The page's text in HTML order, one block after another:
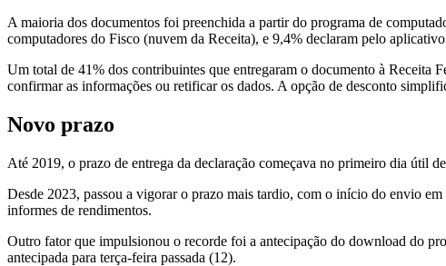
A maioria dos documentos foi preenchida a partir do programa de
computadores do Fisco (nuvem da Receita), e 9,4% declaram pelo
Um total de 41% dos contribuintes que entregaram o documento à Receita
confirmar as informações ou retificar os dados. A opção de desconto
Novo prazo
Até 2019, o prazo de entrega da declaração começava no primeiro dia útil
Desde 2023, passou a vigorar o prazo mais tardio, com o início do envio
informes de rendimentos.
Outro fator que impulsionou o recorde foi a antecipação do download do
antecipada para terça-feira passada (12).